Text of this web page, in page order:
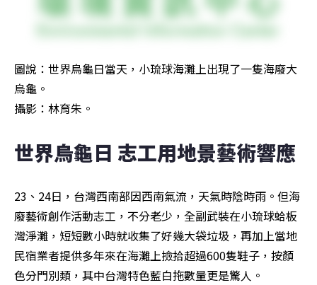
圖說：世界烏龜日當天，小琉球海灘上出現了一隻海廢大
烏龜。
攝影：林育朱。
世界烏龜日 志工用地景藝術響應
23、24日，台灣西南部因西南氣流，天氣時陰時雨。但海
廢藝術創作活動志工，不分老少，全副武裝在小琉球蛤板
灣淨灘，短短數小時就收集了好幾大袋垃圾，再加上當地
民宿業者提供多年來在海灘上撿拾超過600隻鞋子，按顏
色分門別類，其中台灣特色藍白拖數量更是驚人。